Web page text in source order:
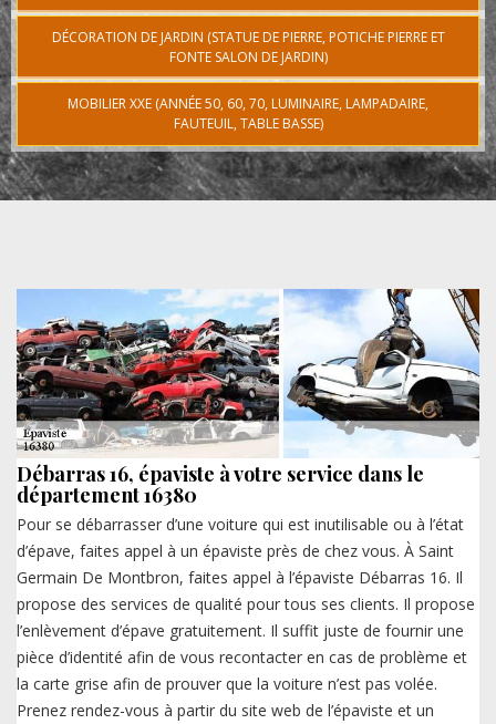
DÉCORATION DE JARDIN (STATUE DE PIERRE, POTICHE PIERRE ET
FONTE SALON DE JARDIN)
MOBILIER XXE (ANNÉE 50, 60, 70, LUMINAIRE, LAMPADAIRE,
FAUTEUIL, TABLE BASSE)
Débarras 16, épaviste à votre service dans le
département 16380
Pour se débarrasser d’une voiture qui est inutilisable ou à l’état
d’épave, faites appel à un épaviste près de chez vous. À Saint
Germain De Montbron, faites appel à l’épaviste Débarras 16. Il
propose des services de qualité pour tous ses clients. Il propose
l’enlèvement d’épave gratuitement. Il suffit juste de fournir une
pièce d’identité afin de vous recontacter en cas de problème et
la carte grise afin de prouver que la voiture n’est pas volée.
Prenez rendez-vous à partir du site web de l’épaviste et un